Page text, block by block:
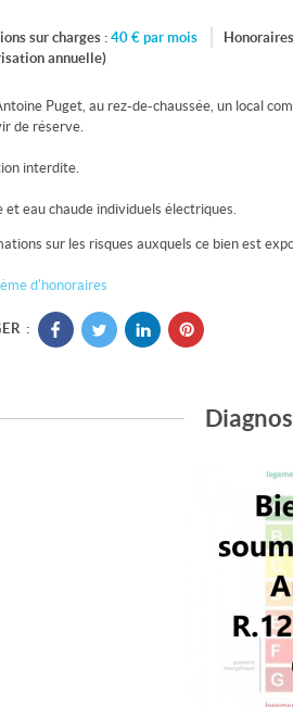
sur charges : 40 € par mois
annuelle)
Puget, au rez-de-chaussée, un local
de réserve.
interdite.
et eau chaude individuels électriques.
sur les risques auxquels ce bien est
d'honoraires
: